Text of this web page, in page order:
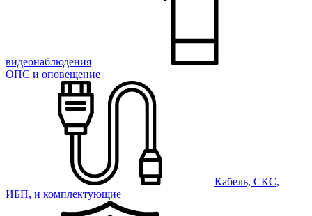
видеонаблюдения
ОПС и оповещение
Кабель, СКС,
ИБП, и комплектующие